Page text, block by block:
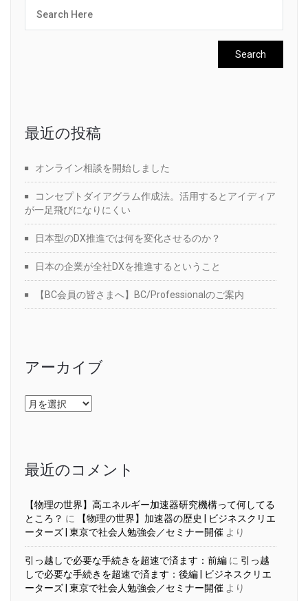
最近の投稿
オンライン相談を開始しました
コンセプトダイアグラム作成法。活用するとアイディア
が一足飛びになりにくい
日本型のDX推進では何を変化させるのか？
日本の企業が全社DXを推進するということ
【BC会員の皆さまへ】BC/Professionalのご案内
アーカイブ
ア
ー
最近のコメント
【物理の世界】高エネルギー加速器研究機構って何してる
ところ？ に
【物理の世界】加速器の歴史 | ビジネスクリエ
ーターズ | 東京で社会人勉強会／セミナー開催 より
引っ越しで必要な手続きを超速で済ます：前編 に 引っ越
しで必要な手続きを超速で済ます：後編 | ビジネスクリエ
ーターズ | 東京で社会人勉強会／セミナー開催 より